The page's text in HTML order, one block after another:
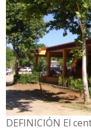
DEFINICIÓN El